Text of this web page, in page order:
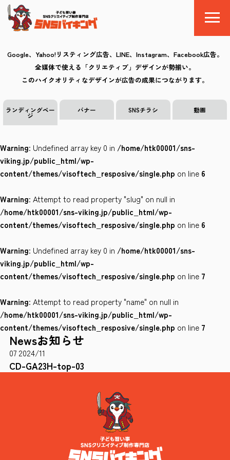
SNSバイキングとは
料金
制作の流れ
クリエイティブ
お気に入り
会社案内
サイトポリシー
0120-78-8169
［受付時間］ 9：00～18：00 ※土・日・祝祭日・年末年始は除く
お問い合わせはこちら
Google、Yahoo!リスティング広告、LINE、Instagram、Facebook広告。
全媒体で使える「クリエティブ」デザインが勢揃い。
このハイクオリティなデザインが広告の成果につながります。
ランディングペー
ジ
バナー SNSチラシ 動画
Warning: Undefined array key 0 in /home/htk00001/sns-
viking.jp/public_html/wp-
content/themes/visoftech_resposive/single.php on line 6
Warning: Attempt to read property "slug" on null in
/home/htk00001/sns-viking.jp/public_html/wp-
content/themes/visoftech_resposive/single.php on line 6
Warning: Undefined array key 0 in /home/htk00001/sns-
viking.jp/public_html/wp-
content/themes/visoftech_resposive/single.php on line 7
Warning: Attempt to read property "name" on null in
/home/htk00001/sns-viking.jp/public_html/wp-
content/themes/visoftech_resposive/single.php on line 7
Newsお知らせ
07 2024/11
CD-GA23H-top-03